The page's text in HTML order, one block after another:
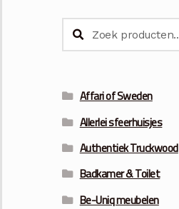
Zoeken
naar:Zoeken
Affari of Sweden
Allerlei sfeerhuisjes
Authentiek Truckwood
Badkamer & Toilet
Be-Uniq meubelen